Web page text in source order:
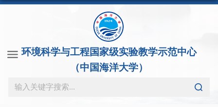
环境科学与工程国家级实验教学示范中心
（中国海洋大学）